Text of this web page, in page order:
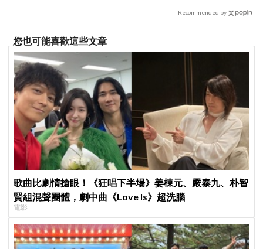
Recommended by
您也可能喜歡這些文章
歌曲比劇情搶眼！《狂唱下半場》姜棟元、嚴泰九、朴智
賢組混聲團體，劇中曲《Love Is》超洗腦
電影